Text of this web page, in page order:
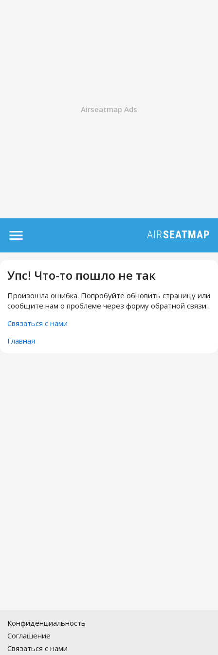
Упс! Что-то пошло не так
Произошла ошибка. Попробуйте обновить страницу или
сообщите нам о проблеме через форму обратной связи.
Связаться с нами
Главная
Конфиденциальность
Соглашение
Связаться с нами